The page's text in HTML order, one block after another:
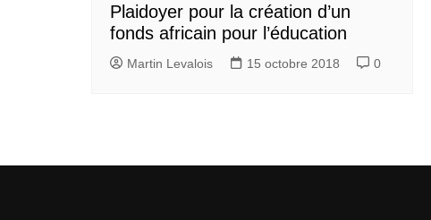
Plaidoyer pour la création d’un
fonds africain pour l’éducation
Martin Levalois 15 octobre 2018 0